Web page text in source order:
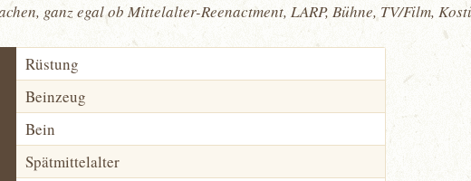
ganz egal ob Mittelalter-Reenactment, LARP, Bühne, TV/Film,
Rüstung
Beinzeug
Bein
Spätmittelalter